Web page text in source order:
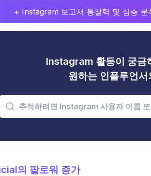
+ Instagram 보고서 통찰력 및 심층 분
Instagram 활동이 궁금
원하는 인플루언서
의 팔로워 증가